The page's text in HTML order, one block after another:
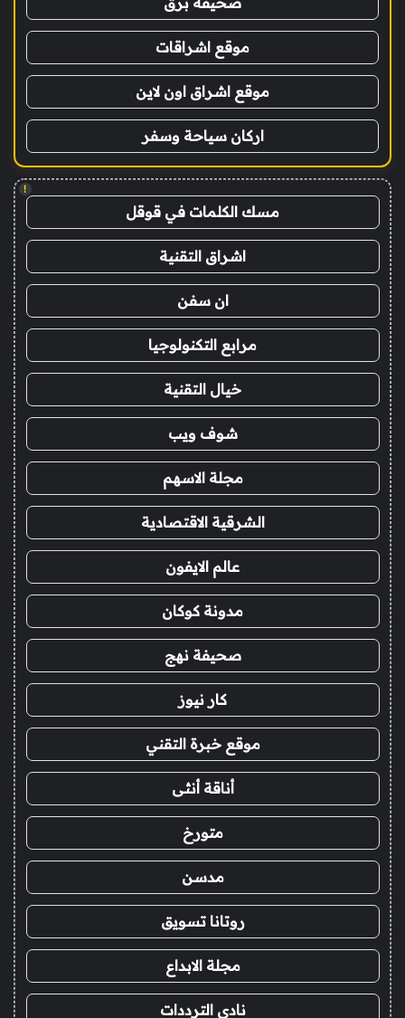
موقع اشراقات
موقع اشراق اون لاين
اركان سياحة وسفر
!
مسك الكلمات في قوقل
اشراق التقنية
ان سفن
مرابع التكنولوجيا
خيال التقنية
شوف ويب
مجلة الاسهم
الشرقية الاقتصادية
عالم الايفون
مدونة كوكان
صحيفة نهج
كار نيوز
موقع خبرة التقني
أناقة أنثى
متورخ
مدسن
روتانا تسويق
مجلة الابداع
نادي الترددات